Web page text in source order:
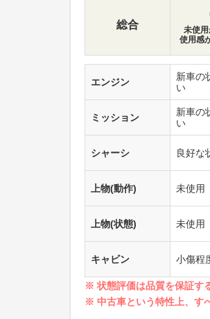
総合
未使
使用感
エンジン
新車の
い
ミッション
新車の
い
シャーシ 良好な
上物(動作) 未使用
上物(状態) 未使用
キャビン 小傷程
※ 状態評価は品質を保証す
※ 中古車という特性上、す